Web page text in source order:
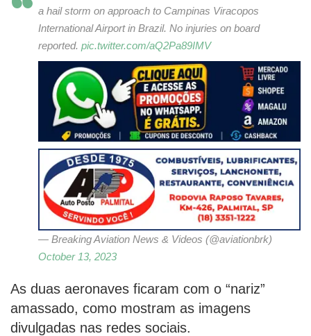
a hail storm on approach to Campinas Viracopos
International Airport in Brazil. No injuries on board
reported. pic.twitter.com/aQ2Pa89IMV
— Breaking Aviation News & Videos (@aviationbrk)
October 13, 2023
As duas aeronaves ficaram com o “nariz”
amassado, como mostram as imagens
divulgadas nas redes sociais.